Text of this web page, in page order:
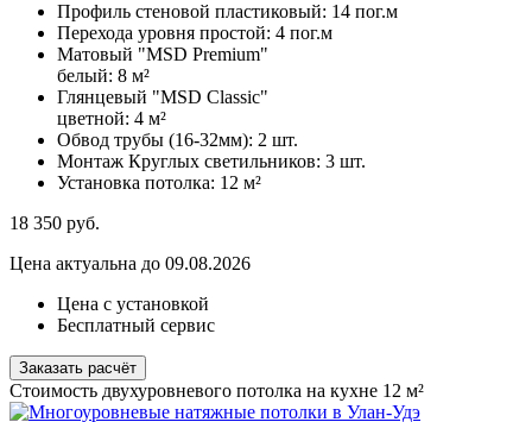
Профиль стеновой пластиковый: 14 пог.м
Перехода уровня простой: 4 пог.м
Матовый "MSD Premium"
белый: 8 м²
Глянцевый "MSD Classic"
цветной: 4 м²
Обвод трубы (16-32мм): 2 шт.
Монтаж Круглых светильников: 3 шт.
Установка потолка: 12 м²
18 350 руб.
Цена актуальна до 09.08.2026
Цена с установкой
Бесплатный сервис
Заказать расчёт
Стоимость двухуровневого потолка на кухне 12 м²